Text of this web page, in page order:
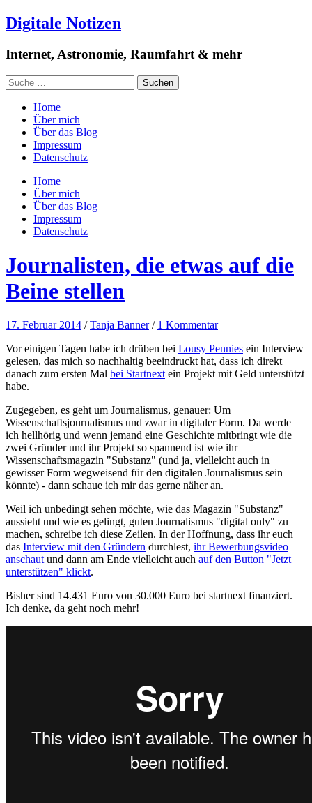
Digitale Notizen
Internet, Astronomie, Raumfahrt & mehr
Home
Über mich
Über das Blog
Impressum
Datenschutz
Home
Über mich
Über das Blog
Impressum
Datenschutz
Journalisten, die etwas auf die
Beine stellen
17. Februar 2014 /Tanja Banner / 1 Kommentar
Vor einigen Tagen habe ich drüben bei Lousy Pennies ein Interview
gelesen, das mich so nachhaltig beeindruckt hat, dass ich direkt
danach zum ersten Mal bei Startnextein Projekt mit Geld unterstützt
habe.
Zugegeben, es geht um Journalismus, genauer: Um
Wissenschaftsjournalismus und zwar in digitaler Form. Da werde
ich hellhörig und wenn jemand eine Geschichte mitbringt wie die
zwei Gründer und ihr Projekt so spannend ist wie ihr
Wissenschaftsmagazin "Substanz" (und ja, vielleicht auch in
gewisser Form wegweisend für den digitalen Journalismus sein
könnte) - dann schaue ich mir das gerne näher an.
Weil ich unbedingt sehen möchte, wie das Magazin "Substanz"
aussieht und wie es gelingt, guten Journalismus "digital only" zu
machen, schreibe ich diese Zeilen. In der Hoffnung, dass ihr euch
das Interview mit den Gründern durchlest, ihr Bewerbungsvideo
anschautund dann am Ende vielleicht auch auf den Button "Jetzt
unterstützen" klickt.
Bisher sind 14.431 Euro von 30.000 Euro bei startnext finanziert.
Ich denke, da geht noch mehr!